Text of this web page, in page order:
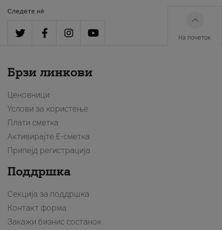
Следете нè
На почеток
Брзи линкови
Ценовници
Услови за користење
Плати сметка
Активирајте Е-сметка
Припејд регистрација
Поддршка
Секција за поддршка
Контакт форма
Закажи бизнис состанок